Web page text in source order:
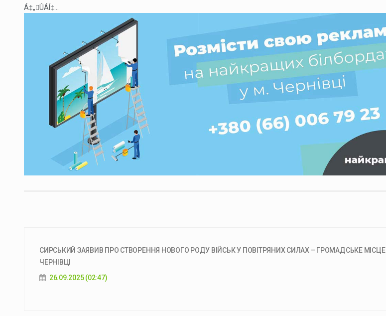
Á‡„ÛÁÍ‡...
СИРСЬКИЙ ЗАЯВИВ ПРО СТВОРЕННЯ НОВОГО РОДУ ВІЙСЬК У ПОВІТРЯНИХ СИЛАХ – ГРОМАДСЬКЕ МІСЦЕ
ЧЕРНІВЦІ
26.09.2025 (02:47)